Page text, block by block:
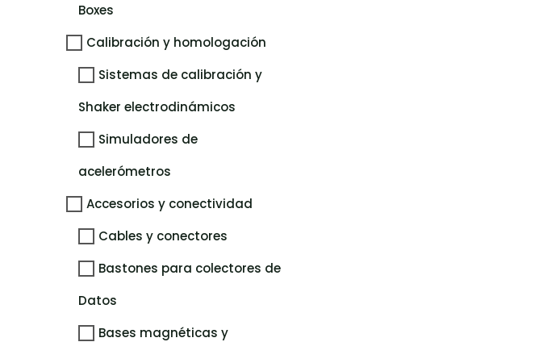
Boxes
Calibración y homologación
Sistemas de calibración y
Shaker electrodinámicos
Simuladores de
acelerómetros
Accesorios y conectividad
Cables y conectores
Bastones para colectores de
Datos
Bases magnéticas y